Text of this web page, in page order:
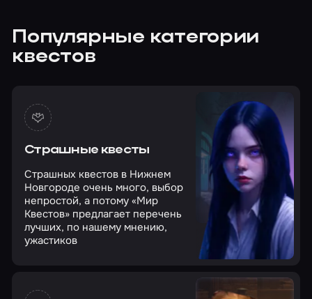
Популярные категории
квестов
Страшные квесты
Страшных квестов в Нижнем
Новгороде очень много, выбор
непростой, а потому «Мир
Квестов» предлагает перечень
лучших, по нашему мнению,
ужастиков